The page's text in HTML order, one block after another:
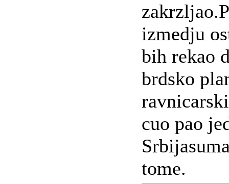
izmedju
bih rekao
brdsko
cuo pao
tome.